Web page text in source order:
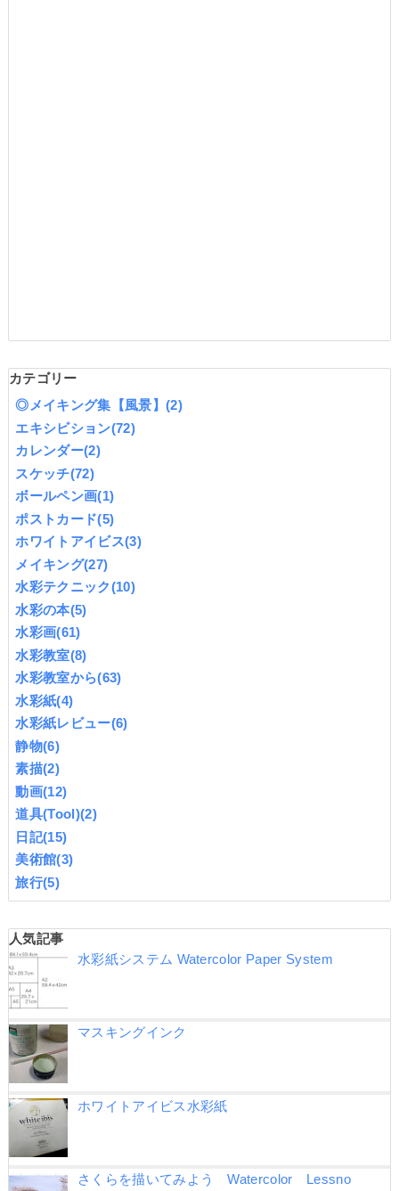
カテゴリー
◎メイキング集【風景】 (2)
エキシビション(72)
カレンダー(2)
スケッチ(72)
ボールペン画(1)
ポストカード(5)
ホワイトアイビス(3)
メイキング(27)
水彩テクニック(10)
水彩の本(5)
水彩画(61)
水彩教室(8)
水彩教室から(63)
水彩紙(4)
水彩紙レビュー(6)
静物(6)
素描(2)
動画(12)
道具(Tool)(2)
日記(15)
美術館(3)
旅行(5)
人気記事
水彩紙システム Watercolor Paper System
マスキングインク
ホワイトアイビス水彩紙
さくらを描いてみよう Watercolor Lessno